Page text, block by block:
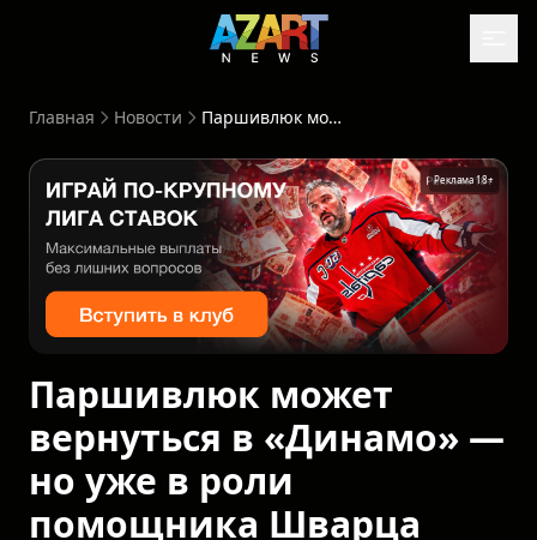
Главная Новости Паршивлюк может вернуться в «Динамо» — но уже в роли помощника Шварца
Реклама 18+
Паршивлюк может
вернуться в «Динамо» —
но уже в роли
помощника Шварца